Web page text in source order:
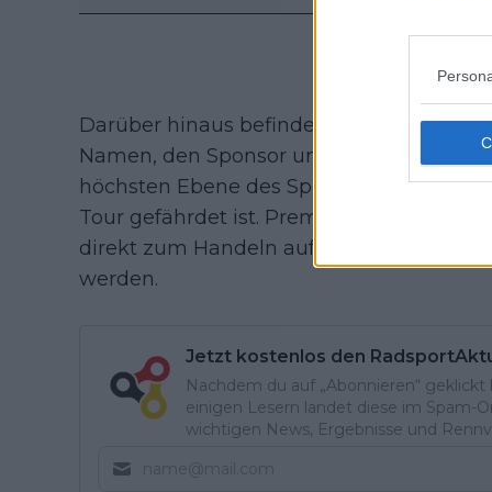
Darüber hinaus befindet sich das Team
Namen, den Sponsor und die
höchsten Ebene des Sports bleiben will,
Tour gefährdet ist. Premier Tech selbst
direkt zum Handeln aufgerufen, um
werden.
Jetzt kostenlos den
Nachdem du auf „Abonnieren“
einigen Lesern landet diese im Spam-
wichtigen News, Ergebnisse und